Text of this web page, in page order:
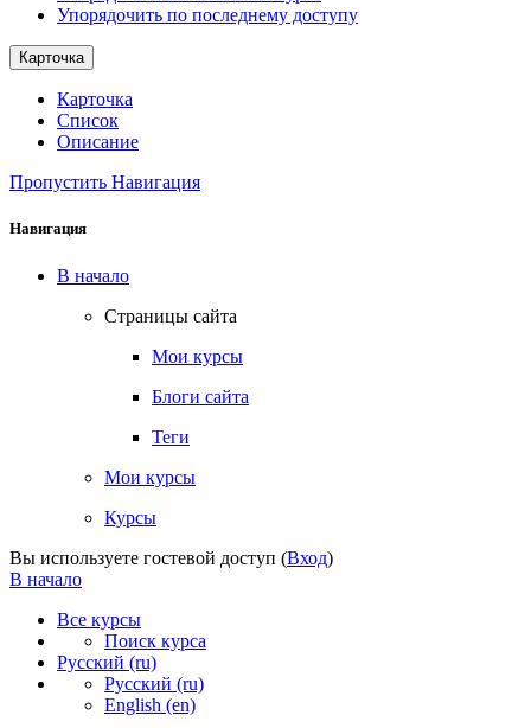
Упорядочить по последнему доступу
Карточка
Карточка
Список
Описание
Пропустить Навигация
Навигация
В начало
Страницы сайта
Мои курсы
Блоги сайта
Теги
Мои курсы
Курсы
Вы используете гостевой доступ (Вход)
В начало
Все курсы
Поиск курса
Русский ‎(ru)‎
Русский ‎(ru)‎
English ‎(en)‎